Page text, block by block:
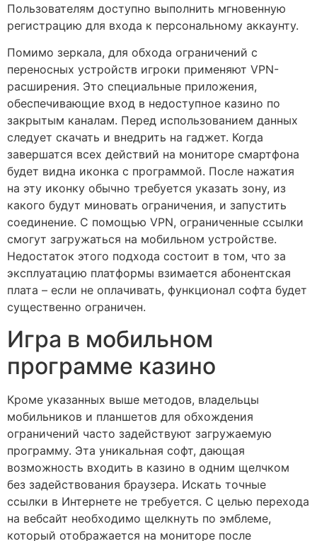
Пользователям доступно выполнить мгновенную
регистрацию для входа к персональному аккаунту.
Помимо зеркала, для обхода ограничений с
переносных устройств игроки применяют VPN-
расширения. Это специальные приложения,
обеспечивающие вход в недоступное казино по
закрытым каналам. Перед использованием данных
следует скачать и внедрить на гаджет. Когда
завершатся всех действий на мониторе смартфона
будет видна иконка с программой. После нажатия
на эту иконку обычно требуется указать зону, из
какого будут миновать ограничения, и запустить
соединение. С помощью VPN, ограниченные ссылки
смогут загружаться на мобильном устройстве.
Недостаток этого подхода состоит в том, что за
эксплуатацию платформы взимается абонентская
плата – если не оплачивать, функционал софта будет
существенно ограничен.
Игра в мобильном
программе казино
Кроме указанных выше методов, владельцы
мобильников и планшетов для обхождения
ограничений часто задействуют загружаемую
программу. Эта уникальная софт, дающая
возможность входить в казино в одним щелчком
без задействования браузера. Искать точные
ссылки в Интернете не требуется. С целью перехода
на вебсайт необходимо щелкнуть по эмблеме,
который отображается на мониторе после